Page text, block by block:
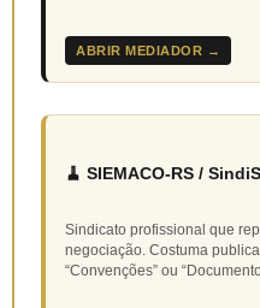
ABRIR MEDIADOR →
🧹 SIEMACO-RS /
Sindicato profissional que
negociação. Costuma
“Convenções” ou